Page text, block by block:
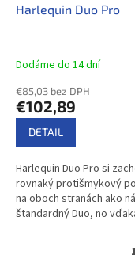
Harlequin Duo Pro
Dodáme do 14 dní
€85,03 bez DPH
€102,89
DETAIL
Harlequin Duo Pro si
rovnaký protišmykový
na oboch stranách ako
štandardný Duo, no
medzivrstve ponúka